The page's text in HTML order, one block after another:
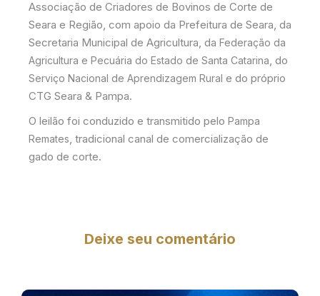
Associação de Criadores de Bovinos de Corte de
Seara e Região, com apoio da Prefeitura de Seara, da
Secretaria Municipal de Agricultura, da Federação da
Agricultura e Pecuária do Estado de Santa Catarina , do
Serviço Nacional de Aprendizagem Rural e do próprio
CTG Seara & Pampa.
O leilão foi conduzido e transmitido pelo Pampa
Remates , tradicional canal de comercialização de
gado de corte.
Deixe seu comentário